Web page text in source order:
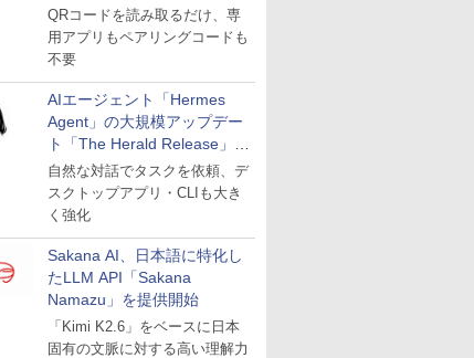
が公開
QRコードを読み取るだけ、専
用アプリもペアリングコードも
不要
AIエージェント「Hermes
Agent」の大規模アップデー
ト「The Herald Release」が
公開
自然な対話でタスクを依頼、デ
スクトップアプリ・CLIも大き
く強化
Sakana AI、日本語に特化し
たLLM API「Sakana
Namazu」を提供開始
「Kimi K2.6」をベースに日本
固有の文脈に対する高い理解力